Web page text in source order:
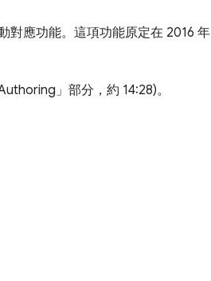
對應功能。這項功能原定在 2016 年
」部分，約 14:28)。